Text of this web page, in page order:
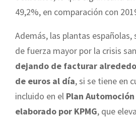
49,2%, en comparación con
Además, las plantas españolas,
de fuerza mayor por la crisis
dejando de facturar
de euros al día, si se tiene en
incluido en el Plan
elaborado por KPMG, que